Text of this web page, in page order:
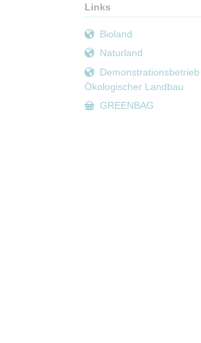
Links
Bioland
Naturland
Demonstrationsbetrieb
Ökologischer Landbau
GREENBAG